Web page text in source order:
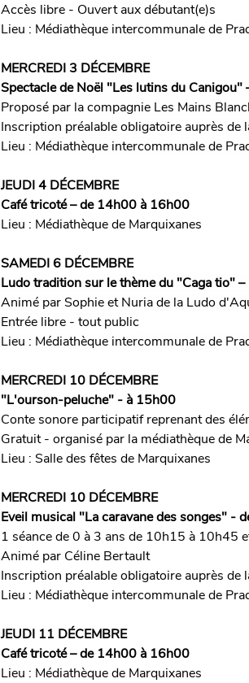
Accès libre - Ouvert aux débutant(e)s
Lieu : Médiathèque intercommunale de
MERCREDI 3 DÉCEMBRE
Spectacle de Noël "Les lutins du Canigou"
Proposé par la compagnie Les Mains
Inscription préalable obligatoire auprès de
Lieu : Médiathèque intercommunale de
JEUDI 4 DÉCEMBRE
Café tricoté – de 14h00 à 16h00
Lieu : Médiathèque de Marquixanes
SAMEDI 6 DÉCEMBRE
Ludo tradition sur le thème du "Caga tio"
Animé par Sophie et Nuria de la Ludo
Entrée libre - tout public
Lieu : Médiathèque intercommunale de
MERCREDI 10 DÉCEMBRE
"L'ourson-peluche" - à 15h00
Conte sonore participatif reprenant des
Gratuit - organisé par la médiathèque de
Lieu : Salle des fêtes de Marquixanes
MERCREDI 10 DÉCEMBRE
Eveil musical "La caravane des songes" -
1 séance de 0 à 3 ans de 10h15 à 10h45
Animé par Céline Bertault
Inscription préalable obligatoire auprès de
Lieu : Médiathèque intercommunale de
JEUDI 11 DÉCEMBRE
Café tricoté – de 14h00 à 16h00
Lieu : Médiathèque de Marquixanes